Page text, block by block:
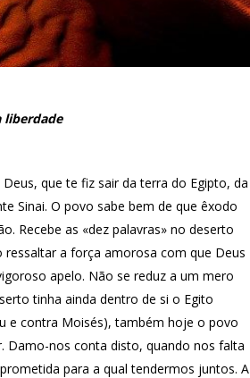
liberdade
que te fiz sair da terra do Egipto, da
Sinai. O povo sabe bem de que êxodo
Recebe as «dez palavras» no deserto
a força amorosa com que Deus
apelo. Não se reduz a um mero
tinha ainda dentro de si o Egito
e contra Moisés), também hoje o povo
Damo-nos conta disto, quando nos falta
para a qual tendermos juntos. A